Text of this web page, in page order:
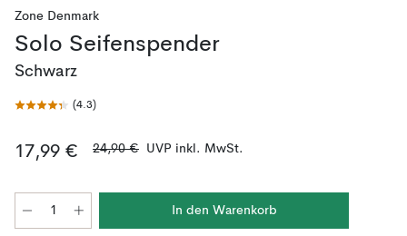
Zone Denmark
Solo Seifenspender
Schwarz
(4.3)
17,99 € 24,90 € UVP inkl. MwSt.
In den Warenkorb